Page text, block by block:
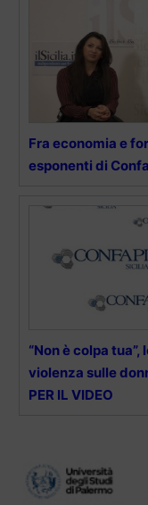
Fra economia e
esponenti di
“Non è colpa
violenza sulle
PER IL VIDEO